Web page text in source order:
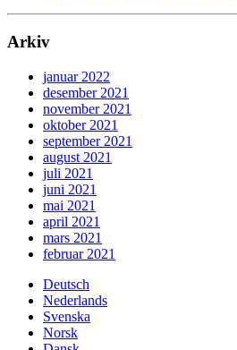
Arkiv
januar 2022
desember 2021
november 2021
oktober 2021
september 2021
august 2021
juli 2021
juni 2021
mai 2021
april 2021
mars 2021
februar 2021
Deutsch
Nederlands
Svenska
Norsk